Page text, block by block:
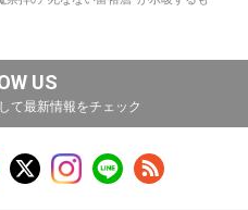
US
て最新情報をチェック